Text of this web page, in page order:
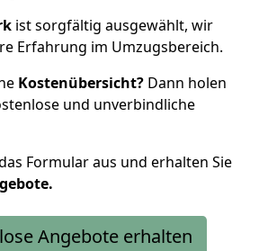
ist sorgfältig ausgewählt, wir
Erfahrung im Umzugsbereich.
Kostenübersicht? Dann holen
und unverbindliche
Formular aus und erhalten Sie
Angebote erhalten